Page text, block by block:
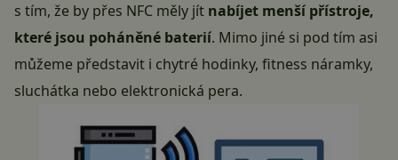
s tím, že by přes NFC měly jít nabíjet menší přístroje,
které jsou poháněné baterií. Mimo jiné si pod tím asi
můžeme představit i chytré hodinky, fitness náramky,
sluchátka nebo elektronická pera.